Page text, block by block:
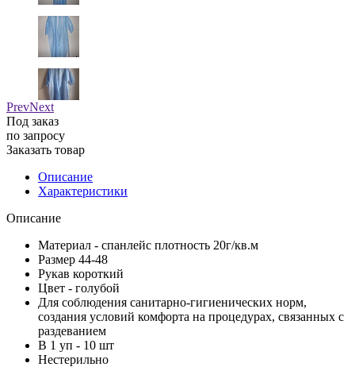
PrevNext
Под заказ
по запросу
Заказать товар
Описание
Характеристики
Описание
Материал - спанлейс плотность 20г/кв.м
Размер 44-48
Рукав короткий
Цвет - голубой
Для соблюдения санитарно-гигиенических норм,
создания условий комфорта на процедурах, связанных с
раздеванием
В 1 уп - 10 шт
Нестерильно